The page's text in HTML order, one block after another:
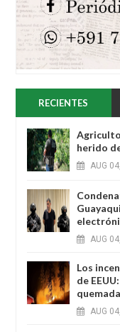
RECIENTES
herido
AUG 04,
AUG 04,
Los
de
quemada
AUG 04,